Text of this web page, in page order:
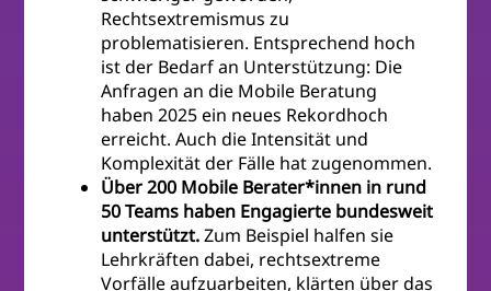
Rechtsextremismus zu
problematisieren. Entsprechend hoch
ist der Bedarf an Unterstützung: Die
Anfragen an die Mobile Beratung
haben 2025 ein neues Rekordhoch
erreicht. Auch die Intensität und
Komplexität der Fälle hat zugenommen.
Über 200 Mobile Berater*innen in rund
50 Teams haben Engagierte bundesweit
unterstützt.Zum Beispiel halfen sie
Lehrkräften dabei, rechtsextreme
Vorfälle aufzuarbeiten, klärten über das